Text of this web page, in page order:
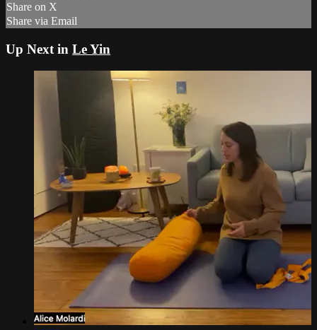
Share on X
Share via Email
Up Next in Le Yin